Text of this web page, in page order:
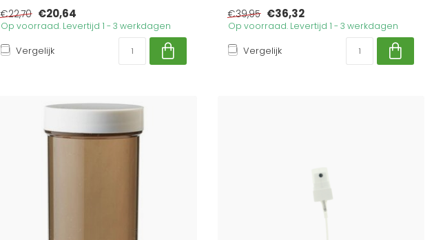
€22,70 €20,64
Op voorraad. Levertijd 1 - 3 werkdagen
Vergelijk
€39,95 €36,32
Op voorraad. Levertijd 1 - 3 werkdagen
Vergelijk